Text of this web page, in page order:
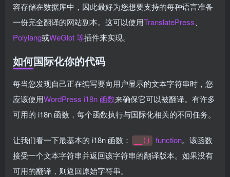
容存储在数据库中，因此最好为您想要支持的每种语言准备
一份完全翻译的网站副本。这可以使用TranslatePress、
Polylang或WeGlot 等插件来实现。
如何国际化你的代码
每当您发现自己正在编写要向用户显示的文本字符串时，您
应该使用WordPress i18n 函数来确保它可以被翻译。有许多
可用的 i18n 函数，每个函数执行与国际化相关的不同任务。
让我们看一下最基本的 i18n 函数： __() function。该函数
接受一个文本字符串并返回该字符串的翻译版本。如果没有
可用的翻译，则返回原始字符串。